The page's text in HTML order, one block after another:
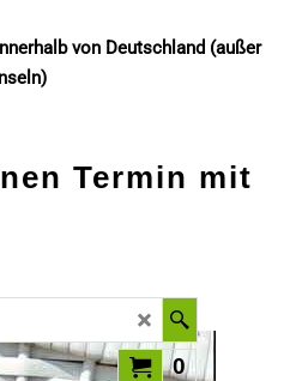
von Deutschland (außer
Termin mit
0